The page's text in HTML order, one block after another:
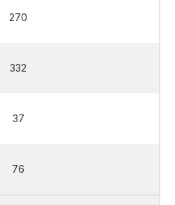
270
332
37
76